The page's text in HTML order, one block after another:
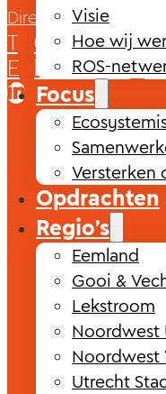
Visie
Hoe wij
ROS-
Focus
Versterken
Opdrachten
Regio’s
Eemland
Gooi &
Lekstroom
Noordwest
Noordwest
Utrecht
T 0615824402
E